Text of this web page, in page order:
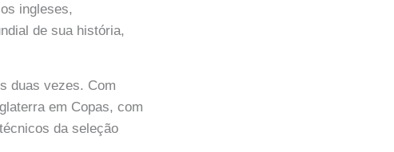
ingleses,
de sua história,
duas vezes. Com
em Copas, com
da seleção